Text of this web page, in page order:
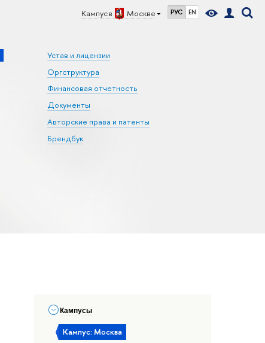
Кампус в Москве РУС EN
Устав и лицензии
Оргструктура
Финансовая отчетность
Документы
Авторские права и патенты
Брендбук
Кампусы
Кампус: Москва